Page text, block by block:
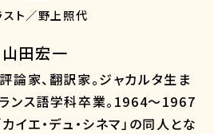
スト／野上照代
山田宏一
家、翻訳家。ジャカルタ生ま
ンス語学科卒業。1964～1967
イエ・デュ・シネマ」の同人とな